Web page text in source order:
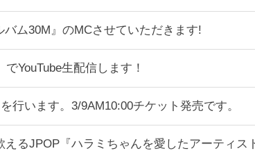
ム30M』のMCさせていただきます!
YouTube生配信します！
行います。3/9AM10:00チケット発売です。
るJPOP『ハラミちゃんを愛したアーティス